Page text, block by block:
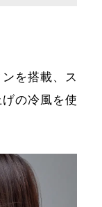
を搭載、 ス
の冷風を使